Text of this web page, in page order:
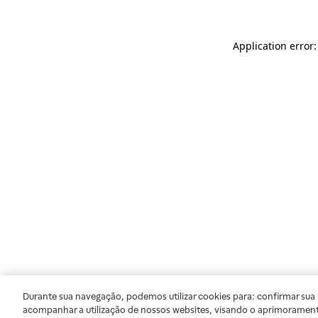
Application
Durante sua navegação, podemos utilizar cookies para: confirmar
acompanhar a utilização de nossos websites, visando o